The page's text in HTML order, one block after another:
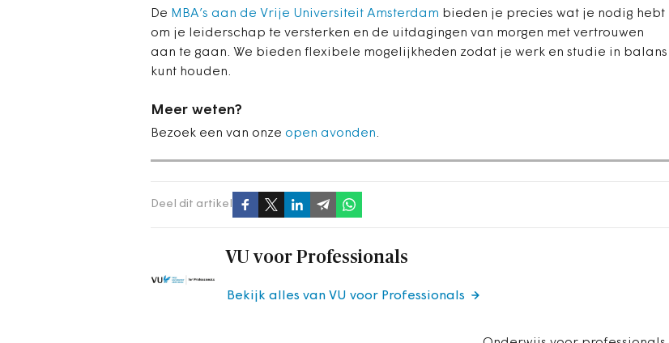
De MBA’s aan de Vrije Universiteit Amsterdam bieden je precies wat je nodig hebt
om je leiderschap te versterken en de uitdagingen van morgen met vertrouwen
aan te gaan. We bieden flexibele mogelijkheden zodat je werk en studie in balans
kunt houden.
Meer weten?
Bezoek een van onze open avonden.
Deel dit artikel
VU voor Professionals
Bekijk alles van VU voor Professionals